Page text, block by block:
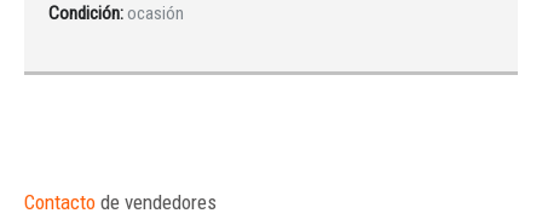
Condición:ocasión
Contacto de vendedores